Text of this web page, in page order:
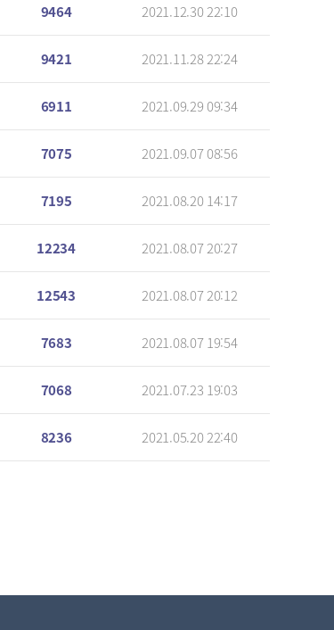
9464 2021.12.30 22:10
9421 2021.11.28 22:24
6911 2021.09.29 09:34
7075 2021.09.07 08:56
7195 2021.08.20 14:17
12234 2021.08.07 20:27
12543 2021.08.07 20:12
7683 2021.08.07 19:54
7068 2021.07.23 19:03
8236 2021.05.20 22:40